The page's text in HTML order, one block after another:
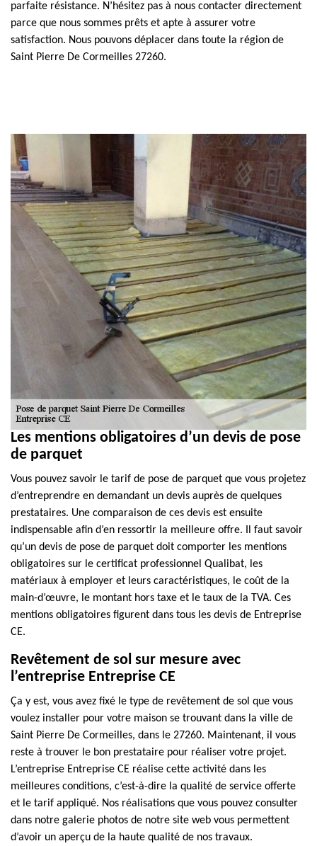
parfaite résistance. N’hésitez pas à nous contacter directement
parce que nous sommes prêts et apte à assurer votre
satisfaction. Nous pouvons déplacer dans toute la région de
Saint Pierre De Cormeilles 27260.
Les mentions obligatoires d’un devis de pose
de parquet
Vous pouvez savoir le tarif de pose de parquet que vous projetez
d’entreprendre en demandant un devis auprès de quelques
prestataires. Une comparaison de ces devis est ensuite
indispensable afin d’en ressortir la meilleure offre. Il faut savoir
qu’un devis de pose de parquet doit comporter les mentions
obligatoires sur le certificat professionnel Qualibat, les
matériaux à employer et leurs caractéristiques, le coût de la
main-d’œuvre, le montant hors taxe et le taux de la TVA. Ces
mentions obligatoires figurent dans tous les devis de Entreprise
CE.
Revêtement de sol sur mesure avec
l’entreprise Entreprise CE
Ça y est, vous avez fixé le type de revêtement de sol que vous
voulez installer pour votre maison se trouvant dans la ville de
Saint Pierre De Cormeilles, dans le 27260. Maintenant, il vous
reste à trouver le bon prestataire pour réaliser votre projet.
L’entreprise Entreprise CE réalise cette activité dans les
meilleures conditions, c’est-à-dire la qualité de service offerte
et le tarif appliqué. Nos réalisations que vous pouvez consulter
dans notre galerie photos de notre site web vous permettent
d’avoir un aperçu de la haute qualité de nos travaux.